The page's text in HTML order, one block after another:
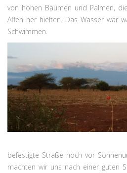
von hohen Bäumen und Palmen,
Affen her hielten. Das Wasser war
Schwimmen.
befestigte Straße noch vor
machten wir uns nach einer guten